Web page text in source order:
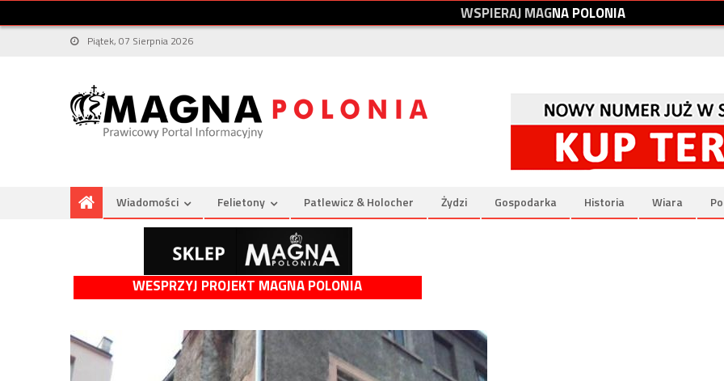
WSPIERAJMAGNAPOLONIA
Piątek, 07 Sierpnia 2026
Wiadomości Felietony Patlewicz & Holocher Żydzi Gospodarka Historia Wiara
WESPRZYJ PROJEKT MAGNA POLONIA